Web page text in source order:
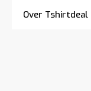
Over Tshirtdeal